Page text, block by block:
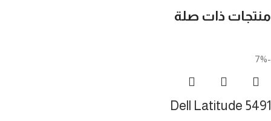
منتجات ذات صلة
-7%
Dell Latitude 5491